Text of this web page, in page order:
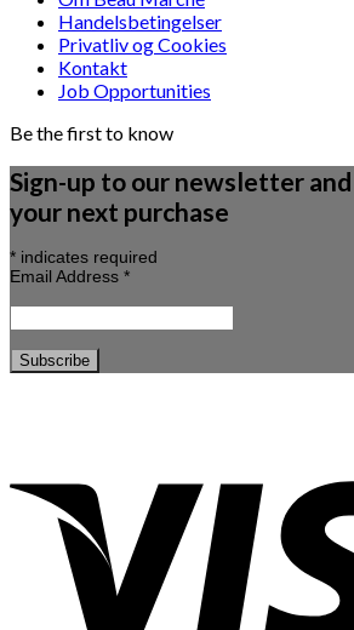
Handelsbetingelser
Privatliv og Cookies
Kontakt
Job Opportunities
Be the first to know
Sign-up to our newsletter
your next purchase
* indicates required
Email Address *